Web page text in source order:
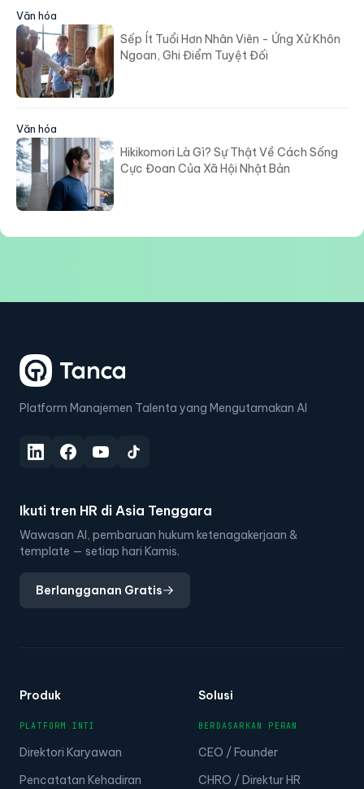
Văn hóa
Sếp Ít Tuổi Hơn Nhân Viên - Ứng Xử Khôn
Ngoan, Ghi Điểm Tuyệt Đối
Văn hóa
Hikikomori Là Gì? Sự Thật Về Cách Sống
Cực Đoan Của Xã Hội Nhật Bản
Platform Manajemen Talenta yang Mengutamakan AI
Ikuti tren HR di Asia Tenggara
Wawasan AI, pembaruan hukum ketenagakerjaan &
template — setiap hari Kamis.
Berlangganan Gratis
Produk
PLATFORM INTI
Direktori Karyawan
Pencatatan Kehadiran
Solusi
BERDASARKAN PERAN
CEO / Founder
CHRO / Direktur HR